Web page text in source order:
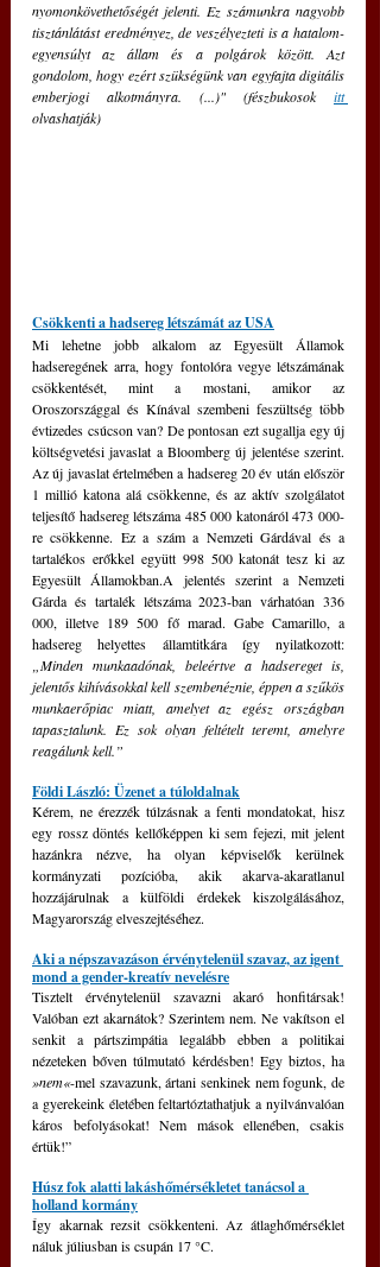
nyomonkövethetőségét jelenti. Ez számunkra nagyobb
tisztánlátást eredményez, de veszélyezteti is a hatalom-
egyensúlyt az állam és a polgárok között. Azt
gondolom, hogy ezért szükségünk van egyfajta digitális
emberjogi alkotmányra. (...)" (fészbukosok
itt
olvashatják)
Csökkenti a hadsereg létszámát az USA
Mi lehetne jobb alkalom az Egyesült Államok
hadseregének arra, hogy fontolóra vegye létszámának
csökkentését, mint a mostani, amikor az
Oroszországgal és Kínával szembeni feszültség több
évtizedes csúcson van? De pontosan ezt sugallja egy új
költségvetési javaslat a Bloomberg új jelentése szerint.
Az új javaslat értelmében a hadsereg 20 év után először
1 millió katona alá csökkenne, és az aktív szolgálatot
teljesítő hadsereg létszáma 485 000 katonáról 473 000-
re csökkenne. Ez a szám a Nemzeti Gárdával és a
tartalékos erőkkel együtt 998 500 katonát tesz ki az
Egyesült Államokban.A jelentés szerint a Nemzeti
Gárda és tartalék létszáma 2023-ban várhatóan 336
000, illetve 189 500 fő marad. Gabe Camarillo, a
„Minden munkaadónak, beleértve a hadsereget is,
jelentős kihívásokkal kell szembenéznie, éppen a szűkös
munkaerőpiac miatt, amelyet az egész országban
tapasztalunk. Ez sok olyan feltételt teremt, amelyre
reagálunk kell.”
Földi László: Üzenet a túloldalnak
Kérem, ne érezzék túlzásnak a fenti mondatokat, hisz
egy rossz döntés kellőképpen ki sem fejezi, mit jelent
hazánkra nézve, ha olyan képviselők kerülnek
kormányzati pozícióba, akik akarva-akaratlanul
hozzájárulnak a külföldi érdekek kiszolgálásához,
Magyarország elveszejtéséhez.
Aki a népszavazáson érvénytelenül szavaz, az igent
mond a gender-kreatív nevelésre
Tisztelt érvénytelenül szavazni akaró honfitársak!
Valóban ezt akarnátok? Szerintem nem. Ne vakítson el
senkit a pártszimpátia legalább ebben a politikai
nézeteken bőven túlmutató kérdésben! Egy biztos, ha
»nem«-mel szavazunk, ártani senkinek nem fogunk, de
a gyerekeink életében feltartóztathatjuk a nyilvánvalóan
káros befolyásokat! Nem mások ellenében, csakis
értük!”
Húsz fok alatti lakáshőmérsékletet tanácsol a
holland kormány
Így akarnak rezsit csökkenteni. Az átlaghőmérséklet
náluk júliusban is csupán 17 °C.